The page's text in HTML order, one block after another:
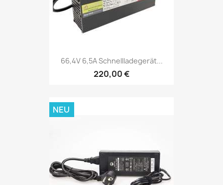
66,4V 6,5A Schnellladegerät...
220,00 €
NEU